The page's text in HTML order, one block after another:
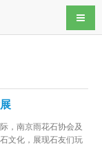
导航
，南京雨花石协会及
文化，展现石友们玩